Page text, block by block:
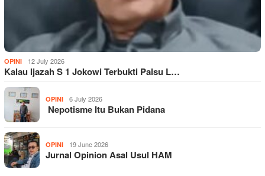
OPINI 12 July 2026
Kalau Ijazah S 1 Jokowi Terbukti Palsu L…
OPINI 6 July 2026
Nepotisme Itu Bukan Pidana
OPINI 19 June 2026
Jurnal Opinion Asal Usul HAM